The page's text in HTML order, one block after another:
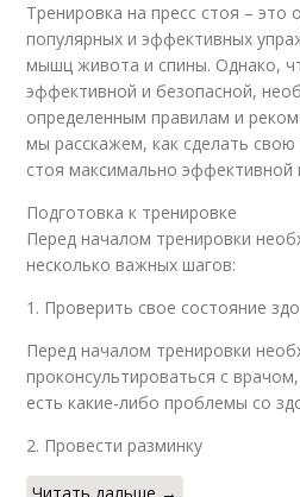
Тренировка на пресс стоя – это
популярных и эффективных
мышц живота и спины. Однако,
эффективной и безопасной,
определенным правилам и
мы расскажем, как сделать свою
стоя максимально эффективной
Подготовка к тренировке
Перед началом тренировки
несколько важных шагов:
1. Проверить свое состояние
Перед началом тренировки
проконсультироваться с
есть какие-либо проблемы со
2. Провести разминку